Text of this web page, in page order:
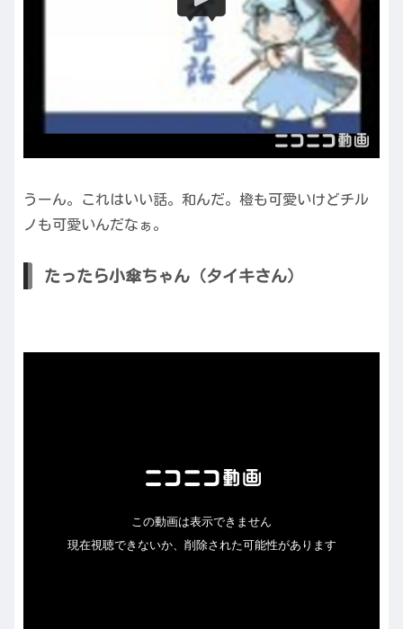
うーん。これはいい話。和んだ。橙も可愛いけどチル
ノも可愛いんだなぁ。
たったら小傘ちゃん（タイキさん）